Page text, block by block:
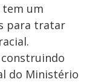
tem um
para tratar
do Ministério